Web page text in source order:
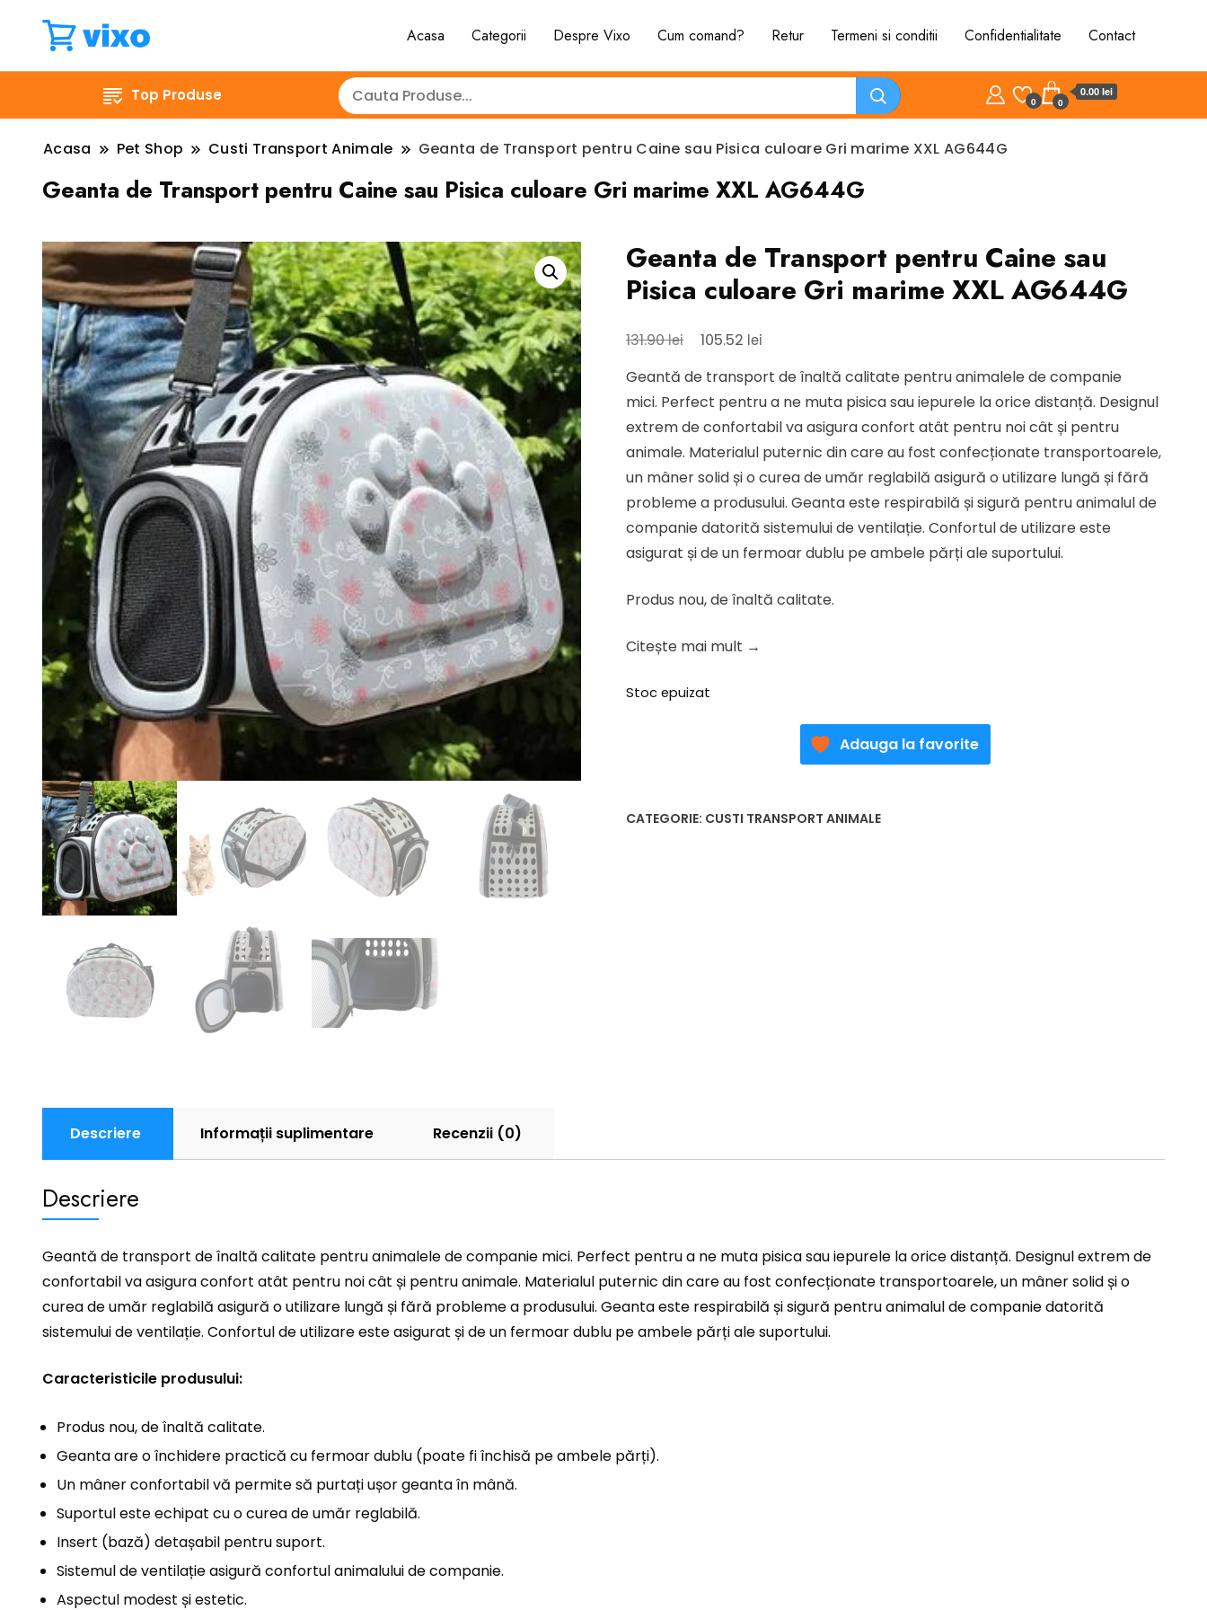
Acasa Categorii Despre Vixo Cum comand? Retur Termeni si conditii Confidentialitate Contact
Top Produse 0 0
0.00 lei
Acasa Pet Shop Custi Transport Animale Geanta de Transport pentru Caine sau Pisica culoare Gri marime XXL AG644G
Geanta de Transport pentru Caine sau Pisica culoare Gri marime XXL AG644G
Geanta de Transport pentru Caine sau
Pisica culoare Gri marime XXL AG644G
131.90lei
Prețul
a
fost:
131.90 lei.
105.52 lei
este:
105.52 lei.
Geantă de transport de înaltă calitate pentru animalele de companie
mici. Perfect pentru a ne muta pisica sau iepurele la orice distanță. Designul
extrem de confortabil va asigura confort atât pentru noi cât și pentru
animale. Materialul puternic din care au fost confecționate transportoarele,
un mâner solid și o curea de umăr reglabilă asigură o utilizare lungă și fără
probleme a produsului. Geanta este respirabilă și sigură pentru animalul de
companie datorită sistemului de ventilație. Confortul de utilizare este
asigurat și de un fermoar dublu pe ambele părți ale suportului.
Produs nou, de înaltă calitate.
Citește mai mult →
Stoc epuizat
Adauga la favorite
CATEGORIE: CUSTI TRANSPORT ANIMALE
Descriere Informații suplimentare Recenzii (0)
Descriere
Geantă de transport de înaltă calitate pentru animalele de companie mici. Perfect pentru a ne muta pisica sau iepurele la orice distanță. Designul extrem de
confortabil va asigura confort atât pentru noi cât și pentru animale. Materialul puternic din care au fost confecționate transportoarele, un mâner solid și o
curea de umăr reglabilă asigură o utilizare lungă și fără probleme a produsului. Geanta este respirabilă și sigură pentru animalul de companie datorită
sistemului de ventilație. Confortul de utilizare este asigurat și de un fermoar dublu pe ambele părți ale suportului.
Caracteristicile produsului:
Produs nou, de înaltă calitate.
Geanta are o închidere practică cu fermoar dublu (poate fi închisă pe ambele părți).
Un mâner confortabil vă permite să purtați ușor geanta în mână.
Suportul este echipat cu o curea de umăr reglabilă.
Insert (bază) detașabil pentru suport.
Sistemul de ventilație asigură confortul animalului de companie.
Aspectul modest și estetic.